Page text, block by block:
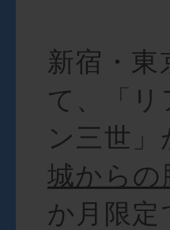
新宿・
て、「
ン三世
城からの
か月限定